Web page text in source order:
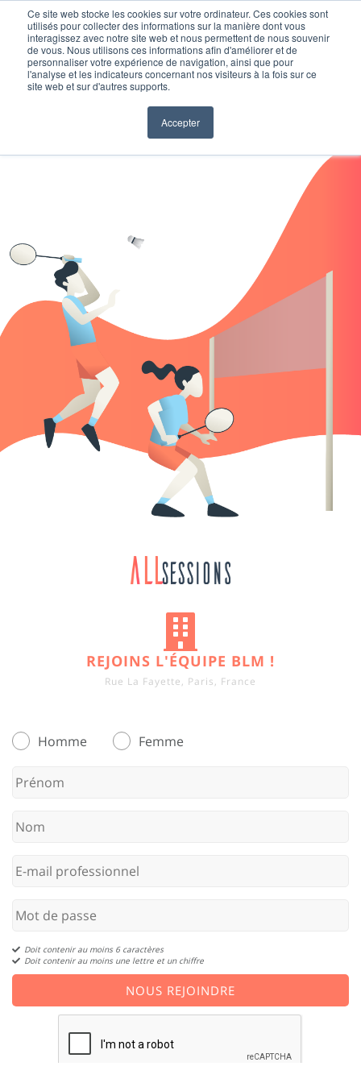
Ce site web stocke les cookies sur votre ordinateur. Ces cookies sont
utilisés pour collecter des informations sur la manière dont vous
interagissez avec notre site web et nous permettent de nous souvenir
de vous. Nous utilisons ces informations afin d'améliorer et de
personnaliser votre expérience de navigation, ainsi que pour
l'analyse et les indicateurs concernant nos visiteurs à la fois sur ce
site web et sur d'autres supports.
Accepter
REJOINS L'ÉQUIPE BLM !
Rue La Fayette, Paris, France
Homme Femme
Doit contenir au moins 6 caractères
Doit contenir au moins une lettre et un chiffre
NOUS REJOINDRE